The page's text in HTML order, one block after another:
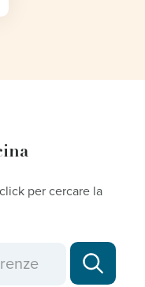
per cercare la